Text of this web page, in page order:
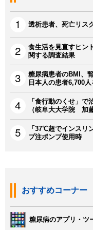
透析患者、死亡リス
食生活を見直すヒン
関する調査結果
糖尿病患者のBMI、
日本人の患者6,700
「食行動のくせ」
（岐阜大大学院 加
「37℃超でインス
プ注ポンプ使用時
おすすめコーナー
糖尿病のアプリ・ツ